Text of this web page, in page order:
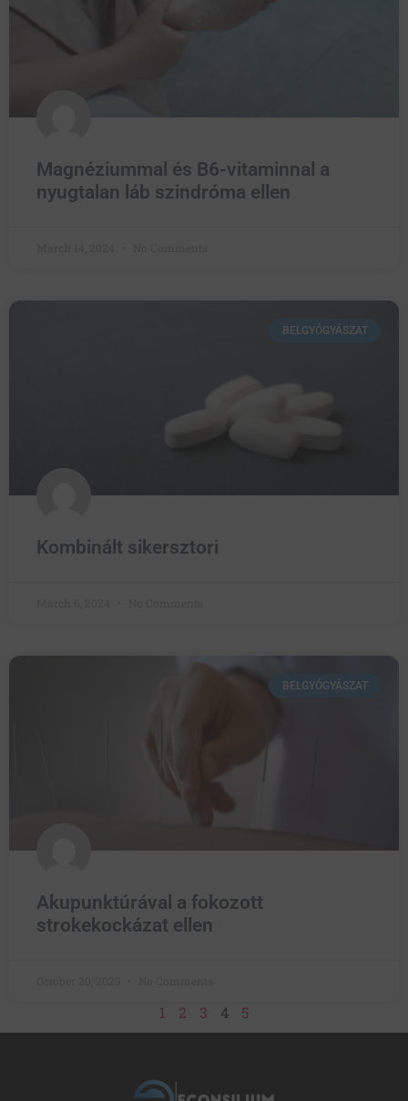
Magnéziummal és B6-vitaminnal a
nyugtalan láb szindróma ellen
BELGYÓGYÁSZAT
Kombinált sikersztori
BELGYÓGYÁSZAT
Akupunktúrával a fokozott
strokekockázat ellen
1 2 3 4 5